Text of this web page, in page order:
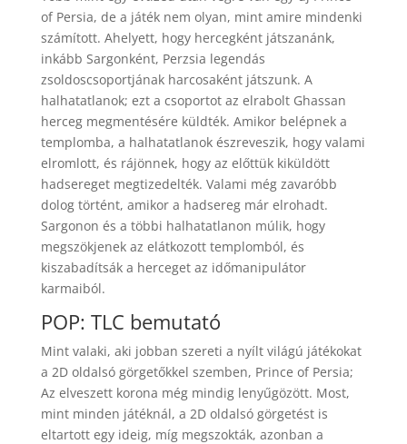
of Persia, de a játék nem olyan, mint amire mindenki
számított. Ahelyett, hogy hercegként játszanánk,
inkább Sargonként, Perzsia legendás
zsoldoscsoportjának harcosaként játszunk. A
halhatatlanok; ezt a csoportot az elrabolt Ghassan
herceg megmentésére küldték. Amikor belépnek a
templomba, a halhatatlanok észreveszik, hogy valami
elromlott, és rájönnek, hogy az előttük kiküldött
hadsereget megtizedelték. Valami még zavaróbb
dolog történt, amikor a hadsereg már elrohadt.
Sargonon és a többi halhatatlanon múlik, hogy
megszökjenek az elátkozott templomból, és
kiszabadítsák a herceget az időmanipulátor
karmaiból.
POP: TLC bemutató
Mint valaki, aki jobban szereti a nyílt világú játékokat
a 2D oldalsó görgetőkkel szemben, Prince of Persia;
Az elveszett korona még mindig lenyűgözött. Most,
mint minden játéknál, a 2D oldalsó görgetést is
eltartott egy ideig, míg megszokták, azonban a